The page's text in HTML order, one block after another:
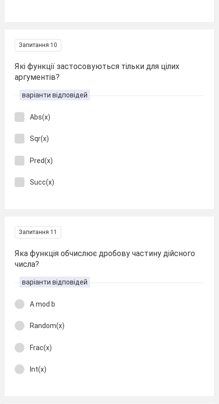
Запитання 10
Які функції застосовуються тільки для цілих
аргументів?
варіанти відповідей
Abs(x)
Sqr(x)
Pred(x)
Succ(x)
Запитання 11
Яка функція обчислює дробову частину дійсного
числа?
варіанти відповідей
A mod b
Random(х)
Frac(х)
Int(x)